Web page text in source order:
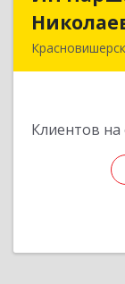
Красновишерск
Клиентов